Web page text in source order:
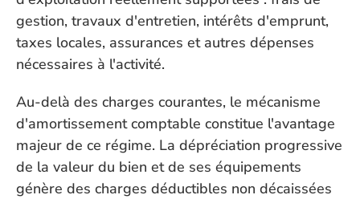
gestion, travaux d'entretien, intérêts d'emprunt,
taxes locales, assurances et autres dépenses
nécessaires à l'activité.
Au-delà des charges courantes, le mécanisme
d'amortissement comptable constitue l'avantage
majeur de ce régime. La dépréciation progressive
de la valeur du bien et de ses équipements
génère des charges déductibles non décaissées